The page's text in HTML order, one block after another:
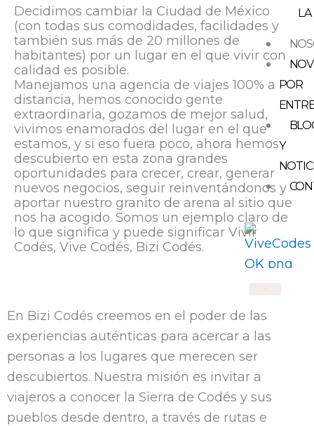
POR
Y
Decidimos cambiar la Ciudad de México
(con todas sus comodidades, facilidades y
también sus más de 20 millones de
habitantes) por un lugar en el que vivir con
calidad es posible.
Manejamos una agencia de viajes 100% a
distancia, hemos conocido gente
extraordinaria, gozamos de mejor salud,
vivimos enamorados del lugar en el que
estamos, y si eso fuera poco, ahora hemos
descubierto en esta zona grandes
oportunidades para crecer, crear, generar
nuevos negocios, seguir reinventándonos y
aportar nuestro granito de arena al sitio que
nos ha acogido. Somos un ejemplo claro de
lo que significa y puede significar Vivir
Codés, Vive Codés, Bizi Codés.
En Bizi Codés creemos en el poder de las
experiencias auténticas para acercar a las
personas a los lugares que merecen ser
descubiertos. Nuestra misión es invitar a
viajeros a conocer la Sierra de Codés y sus
pueblos desde dentro, a través de rutas e